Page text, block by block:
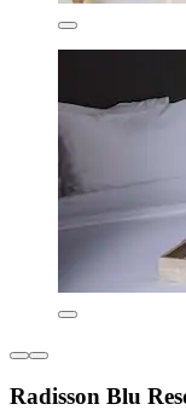
Radisson Blu